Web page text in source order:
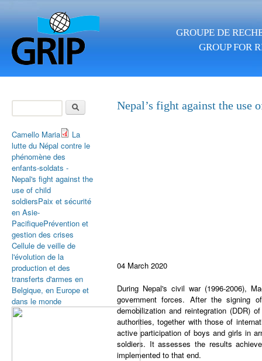
GROUPE DE
GROUP FOR
Nepal’s fight against the use
04 March 2020
During Nepal's civil war (1996-2006),
government forces. After the signing
demobilization and reintegration (DDR)
authorities, together with those of
active participation of boys and girls in
soldiers. It assesses the results
implemented to that end.
Search form
Camello Maria
La
lutte du Népal contre le
phénomène des
enfants-soldats -
Nepal's fight against the
use of child
soldiersPaix et sécurité
en Asie-
PacifiquePrévention et
gestion des crises
Cellule de veille de
l'évolution de la
production et des
transferts d'armes en
Belgique, en Europe et
dans le monde